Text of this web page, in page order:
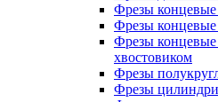
Фрезы
Фрезы концевые
Фрезы
хвостовиком
Фрезы
Фрезы